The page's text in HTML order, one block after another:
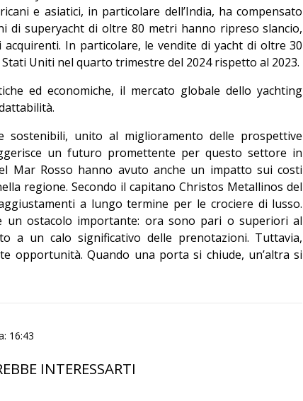
e asiatici, in particolare dell’India, ha compensato
di superyacht di oltre 80 metri hanno ripreso slancio,
In particolare, le vendite di yacht di oltre 30
Uniti nel quarto trimestre del 2024 rispetto al 2023.
ed economiche, il mercato globale dello yachting
sostenibili, unito al miglioramento delle prospettive
un futuro promettente per questo settore in
Mar Rosso hanno avuto anche un impatto sui costi
regione. Secondo il capitano Christos Metallinos del
a lungo termine per le crociere di lusso.
un ostacolo importante: ora sono pari o superiori al
a un calo significativo delle prenotazioni. Tuttavia,
opportunità. Quando una porta si chiude, un’altra si
16:43
INTERESSARTI